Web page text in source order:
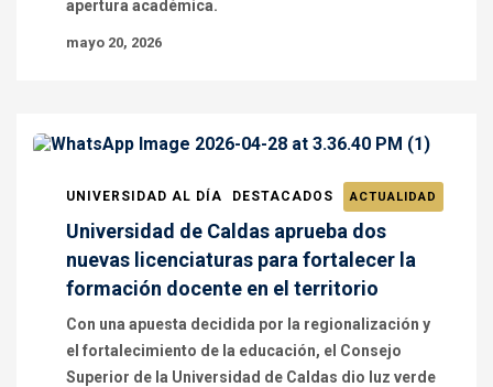
apertura académica.
mayo 20, 2026
UNIVERSIDAD AL DÍA DESTACADOS ACTUALIDAD
Universidad de Caldas aprueba dos
nuevas licenciaturas para fortalecer la
formación docente en el territorio
Con una apuesta decidida por la regionalización y
el fortalecimiento de la educación, el Consejo
Superior de la Universidad de Caldas dio luz verde